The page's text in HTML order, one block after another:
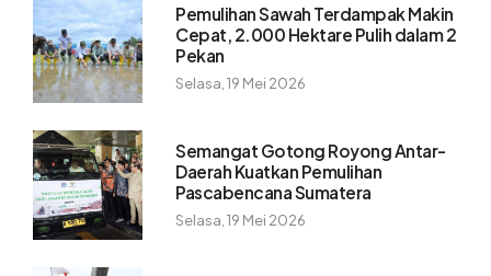
Pemulihan Sawah Terdampak Makin
Cepat, 2.000 Hektare Pulih dalam 2
Pekan
Selasa, 19 Mei 2026
Semangat Gotong Royong Antar-
Daerah Kuatkan Pemulihan
Pascabencana Sumatera
Selasa, 19 Mei 2026